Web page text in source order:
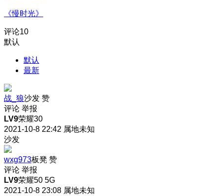
《慢时光》
评论10
默认
默认
最新
战_狼沙发 赞
评论 举报
LV9荣耀30
2021-10-8 22:42 属地未知
沙发
wxg973板凳 赞
评论 举报
LV9荣耀50 5G
2021-10-8 23:08 属地未知